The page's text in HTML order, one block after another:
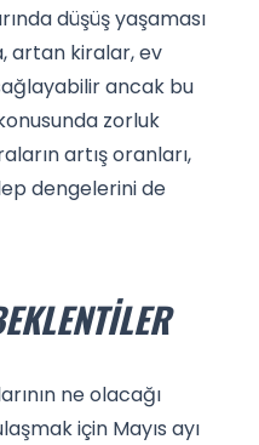
düşüş yaşaması
artan kiralar, ev
ancak bu
zorluk
artış oranları,
dengelerini de
ne olacağı
için Mayıs ayı